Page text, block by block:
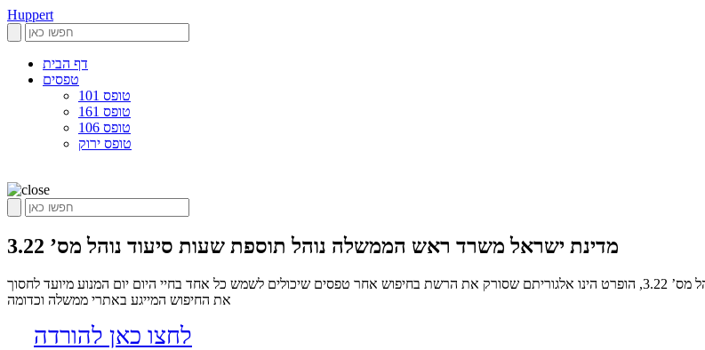
Huppert
דף הבית
טפסים
טופס 101
טופס 161
טופס 106
טופס ירוק
מדינת ישראל משרד ראש הממשלה נוהל תוספת שעות סיעוד נוהל מס’ 3.22
הינך בעמוד אשר מציג את מדינת ישראל משרד ראש הממשלה נוהל תוספת שעות סיעוד נוהל מס’ 3.22, הופרט הינו אלגוריתם שסורק את הרשת בחיפוש אחר טפסים שיכולים לשמש כל אחד בחיי היום יום המנוע מיועד לחסוך
את החיפוש המייגע באתרי ממשלה וכדומה
לחצו כאן להורדה